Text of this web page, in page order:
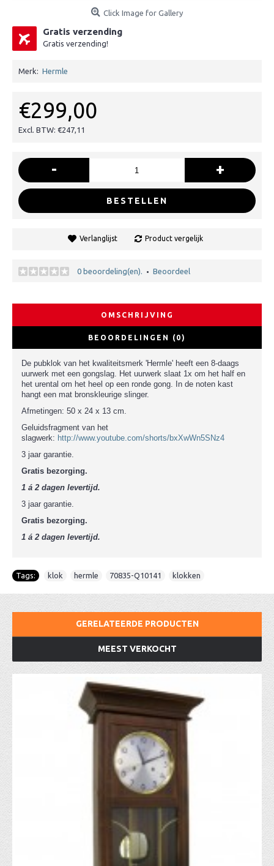
Click Image for Gallery
Gratis verzending
Gratis verzending!
Merk: Hermle
€299,00
Excl. BTW: €247,11
- +
BESTELLEN
Verlanglijst Product vergelijk
0 beoordeling(en). • Beoordeel
OMSCHRIJVING
BEOORDELINGEN (0)
De pubklok van het kwaliteitsmerk 'Hermle' heeft een 8-daags
uurwerk met een gongslag. Het uurwerk slaat 1x om het half en
het urental om het heel op een ronde gong. In de noten kast
hangt een mat bronskleurige slinger.
Afmetingen: 50 x 24 x 13 cm.
Geluidsfragment van het
slagwerk: http://www.youtube.com/shorts/bxXwWn5SNz4
3 jaar garantie.
Gratis bezorging.
1 á 2 dagen levertijd.
3 jaar garantie.
Gratis bezorging.
1 á 2 dagen levertijd.
Tags: klok hermle 70835-Q10141 klokken
GERELATEERDE PRODUCTEN
MEEST VERKOCHT